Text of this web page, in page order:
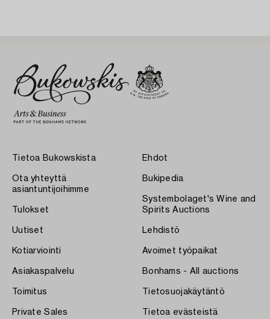
Tietoa Bukowskista
Ota yhteyttä
asiantuntijoihimme
Tulokset
Uutiset
Kotiarviointi
Asiakaspalvelu
Toimitus
Private Sales
Ehdot
Bukipedia
Systembolaget's Wine and
Spirits Auctions
Lehdistö
Avoimet työpaikat
Bonhams - All auctions
Tietosuojakäytäntö
Tietoa evästeistä